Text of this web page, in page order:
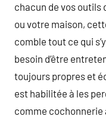
chacun de vos
ou votre maison,
comble tout ce qui
besoin d’être
toujours propres et
est habilitée à les
comme cochonnerie